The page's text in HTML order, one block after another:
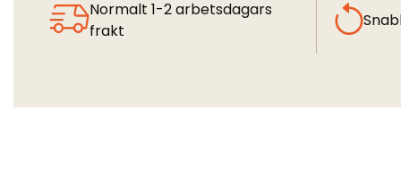
Normalt 1-2 arbetsdagars
frakt